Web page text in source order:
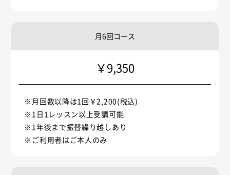
月6回コース
￥9,350
※月回数以降は1回￥2,200(税込)
※1日1レッスン以上受講可能
※1年後まで振替繰り越しあり
※ご利用者はご本人のみ